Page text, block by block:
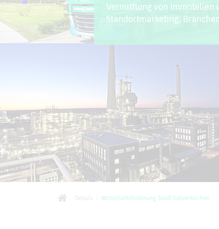
Vermittlung von Immobilien
Standortmarketing,
Wirtschaftsförderung Stadt Gelsenkirchen